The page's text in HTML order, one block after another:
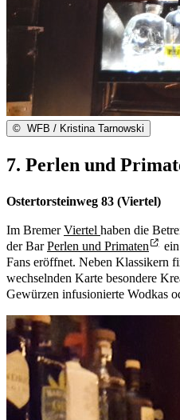
© WFB / Kristina Tarnowski
7. Perlen und
Ostertorsteinweg 83 (Viertel)
Im BremerViertel haben die
der BarPerlen und Primaten
Fans eröffnet. Neben Klassikern
wechselnden Karte besondere
Gewürzen infusionierte Wodkas